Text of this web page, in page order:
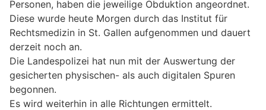
Personen, haben die jeweilige Obduktion angeordnet.
Diese wurde heute Morgen durch das Institut für
Rechtsmedizin in St. Gallen aufgenommen und dauert
derzeit noch an.
Die Landespolizei hat nun mit der Auswertung der
gesicherten physischen- als auch digitalen Spuren
begonnen.
Es wird weiterhin in alle Richtungen ermittelt.